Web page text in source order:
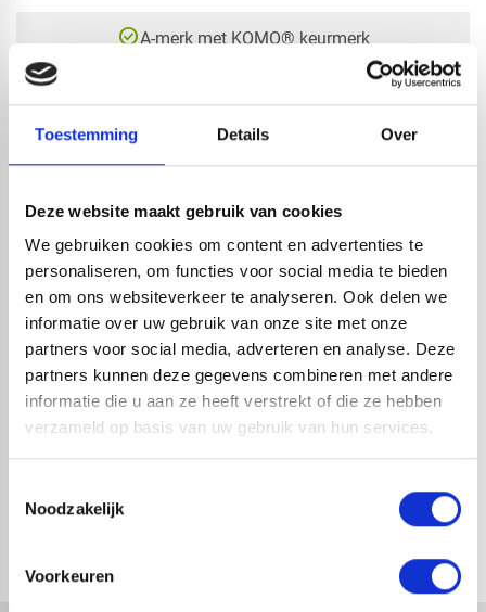
Toestemming Details Over
Deze website maakt gebruik van cookies
We gebruiken cookies om content en advertenties te
personaliseren, om functies voor social media te bieden
en om ons websiteverkeer te analyseren. Ook delen we
informatie over uw gebruik van onze site met onze
partners voor social media, adverteren en analyse. Deze
partners kunnen deze gegevens combineren met andere
informatie die u aan ze heeft verstrekt of die ze hebben
verzameld op basis van uw gebruik van hun services.
Noodzakelijk
Voorkeuren
check_circleA-merk met KOMO® keurmerk
Leverancier met expertise in EPDM-verwerking
ALUMINIUM DAKTRIM
BINNENHOEK
1-4 dagen levertijd
ALUMINIUM DAKTRIM KRAAL